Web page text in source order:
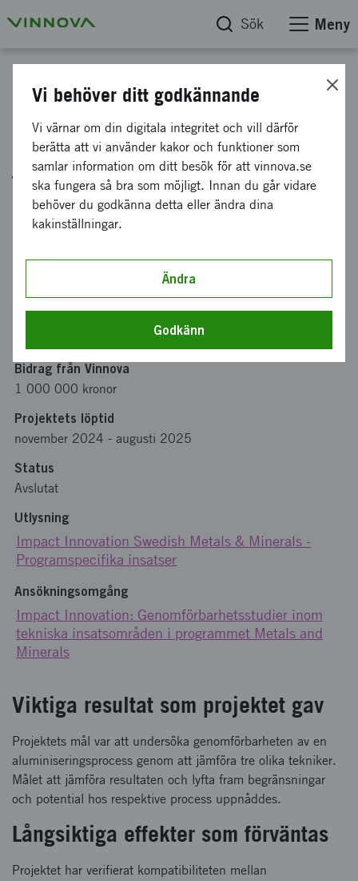
Sök Meny
Surface modification of Ni-
based superalloys for high
temperature applications
(SuNHigh)
Tekniska Högskolan i Jönköping AB
Bidrag från Vinnova
1 000 000 kronor
Projektets löptid
november 2024 - augusti 2025
Status
Avslutat
Utlysning
Impact Innovation Swedish Metals & Minerals -
Programspecifika insatser
Ansökningsomgång
Impact Innovation: Genomförbarhetsstudier inom
tekniska insatsområden i programmet Metals and
Minerals
Viktiga resultat som projektet gav
Projektets mål var att undersöka genomförbarheten av en
aluminiseringsprocess genom att jämföra tre olika tekniker.
Målet att jämföra resultaten och lyfta fram begränsningar
och potential hos respektive process uppnåddes.
Långsiktiga effekter som förväntas
Projektet har verifierat kompatibiliteten mellan
Vi behöver ditt godkännande
Vi värnar om din digitala integritet och vill därför
berätta att vi använder kakor och funktioner som
samlar information om ditt besök för att vinnova.se
ska fungera så bra som möjligt. Innan du går vidare
behöver du godkänna detta eller ändra dina
kakinställningar.
Ändra
Godkänn